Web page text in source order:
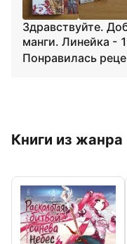
Здравствуйте.
манги. Линейка -
Понравилась
Книги из жанра